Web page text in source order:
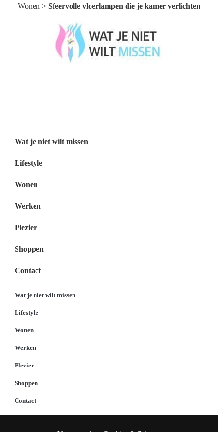
Wonen > Sfeervolle vloerlampen die je kamer verlichten
Wat je niet wilt missen
Lifestyle
Wonen
Werken
Plezier
Shoppen
Contact
Wat je niet wilt missen
Lifestyle
Wonen
Werken
Plezier
Shoppen
Contact